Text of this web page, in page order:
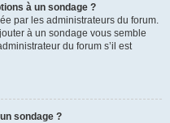
à un sondage ?
par les administrateurs du forum.
à un sondage vous semble
du forum s’il est
sondage ?